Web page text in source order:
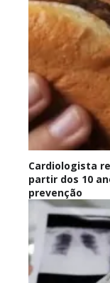
Cardiologista
partir dos 10
prevenção